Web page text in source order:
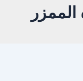
الممزر